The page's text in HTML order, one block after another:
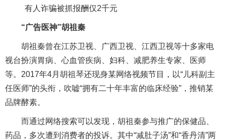
“广告医神”胡祖秦
胡祖秦曾在江苏卫视、广西卫视、江西卫视等十多家电
视台扮演胃病、心血管疾病、妇科、减肥养生专家、医师
等。2017年4月胡祖琴还现身某网络视频节目，以“儿科副主
任医师”的头衔，吹嘘“拥有二十年丰富的临床经验”，推销某
品牌酵素。
而通过网络搜索可以发现，胡祖秦参与推广的保健品
药品，多次遭到消费者的投诉。其中“减肚子汤”和“香丹清”两